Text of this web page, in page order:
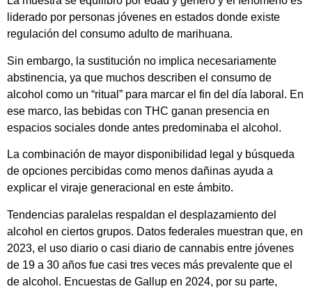
liderado por personas jóvenes en estados donde existe
regulación del consumo adulto de marihuana.
Sin embargo, la sustitución no implica necesariamente
abstinencia, ya que muchos describen el consumo de
alcohol como un “ritual” para marcar el fin del día laboral. En
ese marco, las bebidas con THC ganan presencia en
espacios sociales donde antes predominaba el alcohol.
La combinación de mayor disponibilidad legal y búsqueda
de opciones percibidas como menos dañinas ayuda a
explicar el viraje generacional en este ámbito.
Tendencias paralelas respaldan el desplazamiento del
alcohol en ciertos grupos. Datos federales muestran que, en
2023, el uso diario o casi diario de cannabis entre jóvenes
de 19 a 30 años fue casi tres veces más prevalente que el
de alcohol. Encuestas de Gallup en 2024, por su parte,